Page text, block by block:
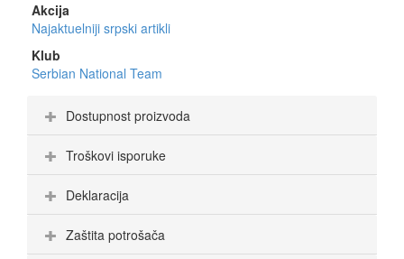
Akcija
Najaktuelniji srpski artikli
Klub
Serbian National Team
Dostupnost proizvoda
Troškovi isporuke
Deklaracija
Zaštita potrošača